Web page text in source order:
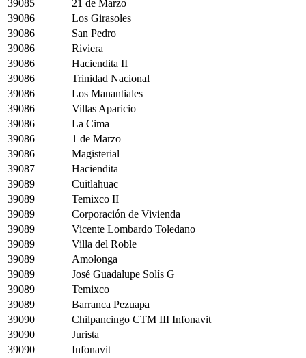
39085
21 de Marzo
39086
Los Girasoles
39086
San Pedro
39086
Riviera
39086
Haciendita II
39086
Trinidad Nacional
39086
Los Manantiales
39086
Villas Aparicio
39086
La Cima
39086
1 de Marzo
39086
Magisterial
39087
Haciendita
39089
Cuitlahuac
39089
Temixco II
39089
Corporación de Vivienda
39089
Vicente Lombardo Toledano
39089
Villa del Roble
39089
Amolonga
39089
José Guadalupe Solís G
39089
Temixco
39089
Barranca Pezuapa
39090
Chilpancingo CTM III Infonavit
39090
Jurista
39090
Infonavit